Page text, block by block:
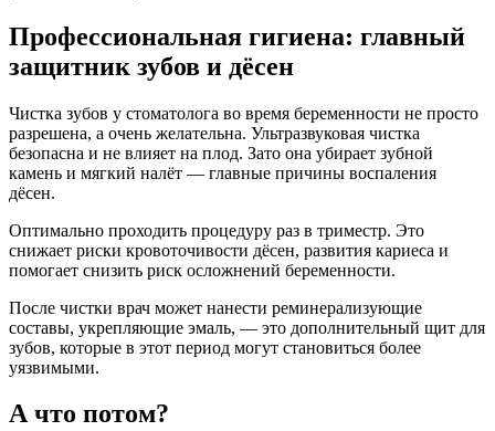
Профессиональная гигиена: главный
защитник зубов и дёсен
Чистка зубов у стоматолога во время беременности не просто
разрешена, а очень желательна. Ультразвуковая чистка
безопасна и не влияет на плод. Зато она убирает зубной
камень и мягкий налёт — главные причины воспаления
дёсен.
Оптимально проходить процедуру раз в триместр. Это
снижает риски кровоточивости дёсен, развития кариеса и
помогает снизить риск осложнений беременности.
После чистки врач может нанести реминерализующие
составы, укрепляющие эмаль, — это дополнительный щит для
зубов, которые в этот период могут становиться более
уязвимыми.
А что потом?